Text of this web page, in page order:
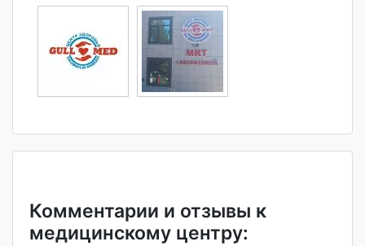
Комментарии и отзывы к
медицинскому центру: